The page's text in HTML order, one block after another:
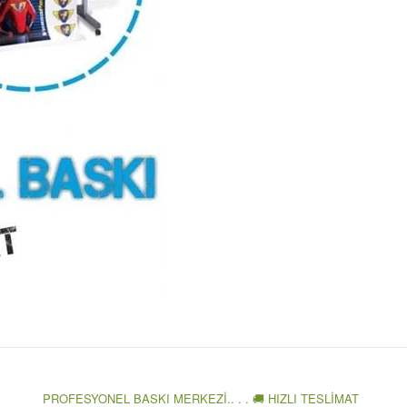
PROFESYONEL BASKI MERKEZİ.. . . 🚚 HIZLI TESLİMAT